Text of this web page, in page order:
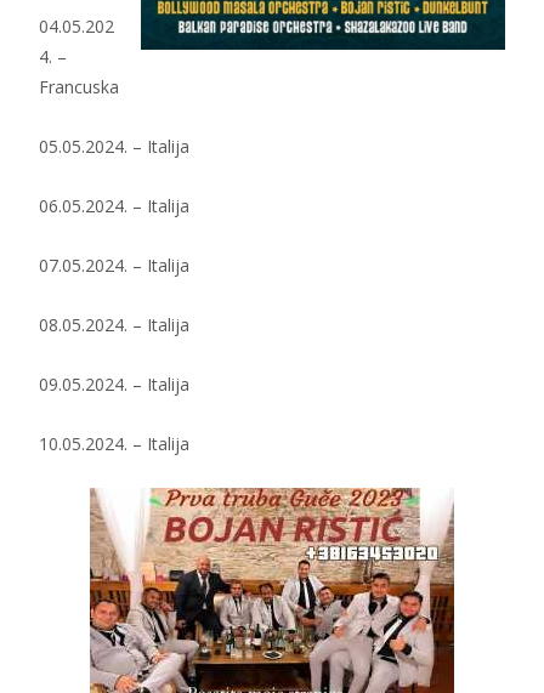
04.05.202
4. –
Francuska
05.05.2024. – Italija
06.05.2024. – Italija
07.05.2024. – Italija
08.05.2024. – Italija
09.05.2024. – Italija
10.05.2024. – Italija